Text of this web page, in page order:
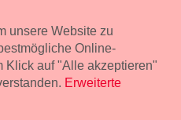
für Deine Party mit
unsere Website zu
Online-
Klick auf "Alle akzeptieren"
Erweiterte